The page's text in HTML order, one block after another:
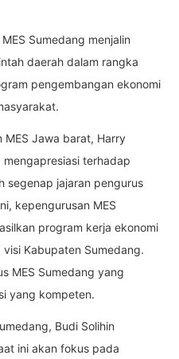
Sumedang menjalin
daerah dalam rangka
pengembangan ekonomi
MES Jawa barat, Harry
terhadap
segenap jajaran pengurus
kepengurusan MES
program kerja ekonomi
Kabupaten Sumedang.
MES Sumedang yang
yang kompeten.
Budi Solihin
ini akan fokus pada